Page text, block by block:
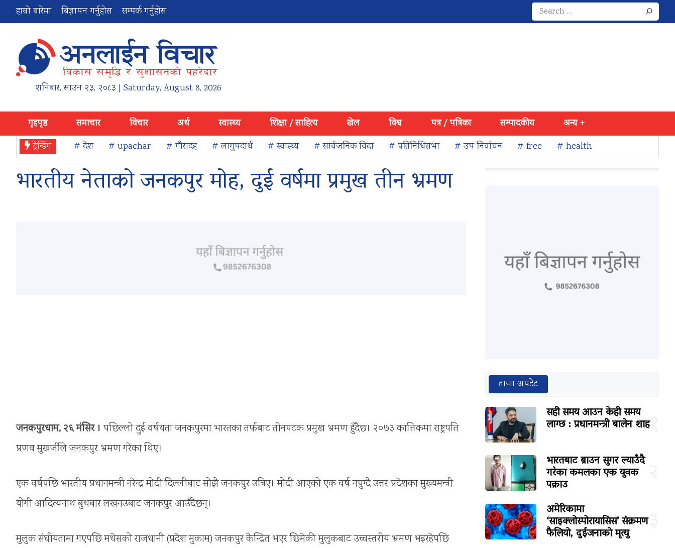
हाम्रो बारेमा बिज्ञापन गर्नुहोस सम्पर्क गर्नुहोस
Search
for:
शनिबार,साउन २३, २०८३ | Saturday, August 8, 2026
गृहपृष्ठ समाचार विचार अर्थ स्वास्थ्य शिक्षा / साहित्य खेल विश्व पत्र / पत्रिका सम्पादकीय
अन्य +
ट्रेन्डिंग
# देश # upachar # गौरादह # लागुपदार्थ # स्वास्थ्य # सार्वजनिक विदा # प्रतिनिधिसभा # उप निर्वाचन # free # health
भारतीय नेताको जनकपुर मोह, दुई वर्षमा प्रमुख तीन भ्रमण
जनकपुरधाम, २६ मंसिर । पछिल्लो दुई वर्षयता जनकपुरमा भारतका तर्फबाट तीनपटक प्रमुख भ्रमण हुँदैछ। २०७३ कात्तिकमा राष्ट्रपति
प्रणव मुखर्जीले जनकपुर भ्रमण गरेका थिए।
एक वर्षपछि भारतीय प्रधानमन्त्री नरेन्द्र मोदी दिल्लीबाट सोझै जनकपुर उत्रिए। मोदी आएको एक वर्ष नपुग्दै उत्तर प्रदेशका मुख्यमन्त्री
योगी आदित्यनाथ बुधबार लखनउबाट जनकपुर आउँदैछन्।
मुलुक संघीयतामा गएपछि मधेसको राजधानी (प्रदेश मुकाम) जनकपुर केन्द्रित भएर छिमेकी मुलुकबाट उच्चस्तरीय भ्रमण भइरहेपछि
ताजा अपडेट
१
सही समय आउन केही समय
लाग्छ : प्रधानमन्त्री बालेन शाह
भारतबाट ब्राउन सुगर ल्याउँदै
गरेका कमलका एक युवक
पक्राउ
३
अमेरिकामा
‘साइक्लोस्पोरायासिस’ संक्रमण
फैलियो, दुईजनाको मृत्यु